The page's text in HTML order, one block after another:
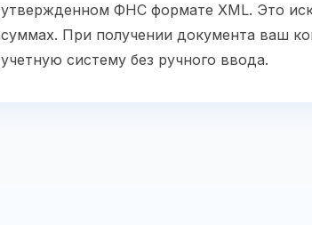
утвержденном ФНС формате XML. Это
суммах. При получении документа ваш
учетную систему без ручного ввода.